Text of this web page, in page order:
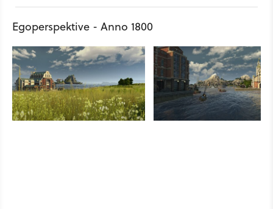
Egoperspektive - Anno 1800